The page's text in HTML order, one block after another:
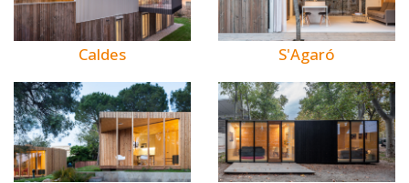
Caldes S'Agaró